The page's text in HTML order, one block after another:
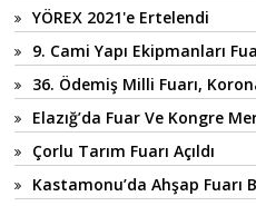
YÖREX 2021'e Ertelendi
9. Cami Yapı Ekipmanları
36. Ödemiş Milli Fuarı,
Elazığ’da Fuar Ve Kongre
Çorlu Tarım Fuarı Açıldı
Kastamonu’da Ahşap Fuarı